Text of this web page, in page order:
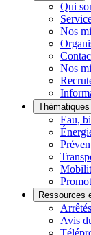
Qui
Nos
Nos
Thématiques
Eau,
Ressources
Avis